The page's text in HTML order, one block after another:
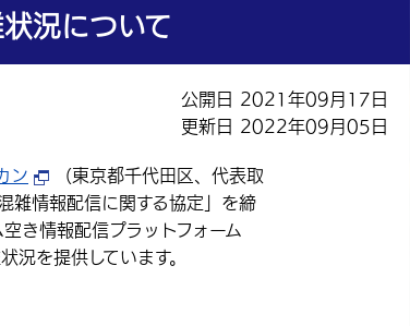
況について
公開日 2021年09月17日
更新日 2022年09月05日
ン
（東京都千代田区、代表取
雑情報配信に関する協定」を締
き情報配信プラットフォーム
況を提供しています。